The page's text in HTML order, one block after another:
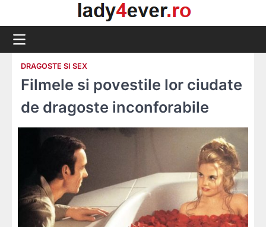
content
DRAGOSTE SI SEX
Filmele si povestile lor ciudate
de dragoste inconforabile